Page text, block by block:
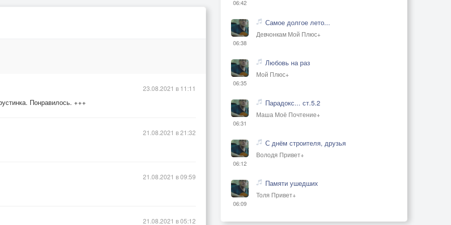
Понравилось. +++
23.08.2021 в 11:11
21.08.2021 в 21:32
21.08.2021 в 09:59
21.08.2021 в 05:12
06:42
06:38
Самое долгое лето...
Девчонкам Мой Плюс+
06:35
Любовь на раз
Мой Плюс+
06:31
Парадокс... ст.5.2
Маша Моё Почтение+
06:12
С днём строителя, друзья
Володя Привет+
06:09
Памяти ушедших
Толя Привет+